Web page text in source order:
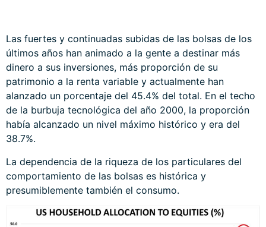
Las fuertes y continuadas subidas de las bolsas de los
últimos años han animado a la gente a destinar más
dinero a sus inversiones, más proporción de su
patrimonio a la renta variable y actualmente han
alanzado un porcentaje del 45.4% del total. En el techo
de la burbuja tecnológica del año 2000, la proporción
había alcanzado un nivel máximo histórico y era del
38.7%.
La dependencia de la riqueza de los particulares del
comportamiento de las bolsas es histórica y
presumiblemente también el consumo.